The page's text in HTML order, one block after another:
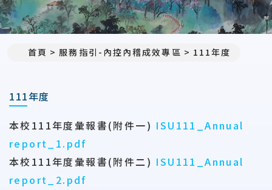
首頁 服務指引-內控內稽成效專區 111年度
111年度
本校111年度彙報書(附件一) ISU111_Annual
report_1.pdf
本校111年度彙報書(附件二) ISU111_Annual
report_2.pdf